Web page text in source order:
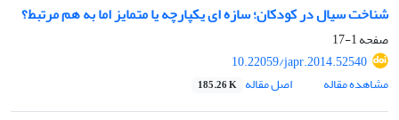
شناخت سیال در کودکان؛ سازه ای یکپارچه یا متمایز اما به هم مرتبط؟
صفحه1-17
10.22059/japr.2014.52540
مشاهده مقاله
اصل مقاله 185.26 K